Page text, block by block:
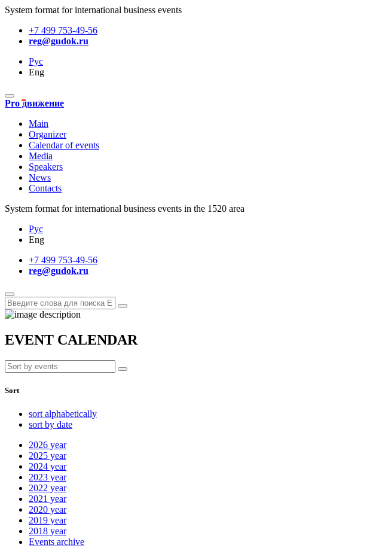
System format for international business events
+7 499 753-49-56
reg@gudok.ru
Рус
Eng
Pro движение
Main
Organizer
Calendar of events
Media
Speakers
News
Contacts
System format for international business events in the 1520 area
Рус
Eng
+7 499 753-49-56
reg@gudok.ru
EVENT CALENDAR
Sort
sort alphabetically
sort by date
2026 year
2025 year
2024 year
2023 year
2022 year
2021 year
2020 year
2019 year
2018 year
Events archive